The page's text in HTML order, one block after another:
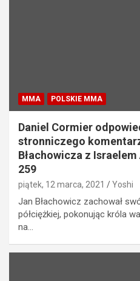
MMA POLSKIE MMA
Daniel Cormier
stronniczego
Błachowicza z
259
piątek, 12 marca, 2021 Yoshi
Jan Błachowicz zachował
półciężkiej, pokonując króla
na…